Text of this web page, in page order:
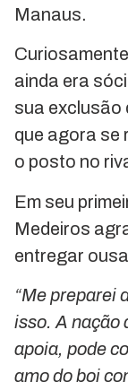
Manaus.
ainda era
sua exclusão
que agora se
o posto no
Em seu
Medeiros
entregar
“Me preparei
isso. A nação
apoia, pode
amo do boi